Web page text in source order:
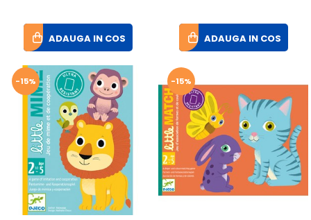
ADAUGA IN COS ADAUGA IN COS
-15% -15%